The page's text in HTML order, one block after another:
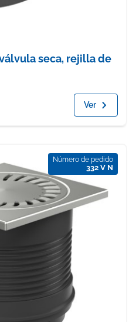
seca, rejilla de
Ver
Número de pedido
332 V N